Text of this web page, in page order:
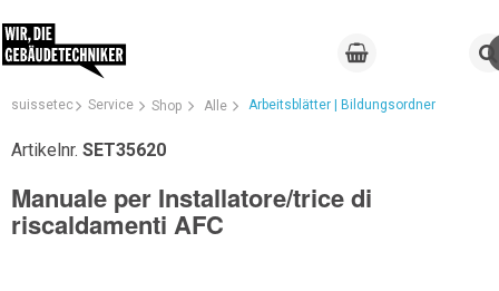
suissetec Service Shop Alle Arbeitsblätter | Bildungsordner
Artikelnr. SET35620
Manuale per Installatore/trice di
riscaldamenti AFC